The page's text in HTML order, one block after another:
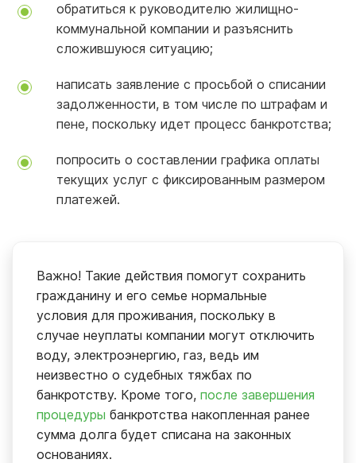
обратиться к руководителю жилищно-
коммунальной компании и разъяснить
сложившуюся ситуацию;
написать заявление с просьбой о списании
задолженности, в том числе по штрафам и
пене, поскольку идет процесс банкротства;
попросить о составлении графика оплаты
текущих услуг с фиксированным размером
платежей.
Важно! Такие действия помогут сохранить
гражданину и его семье нормальные
условия для проживания, поскольку в
случае неуплаты компании могут отключить
воду, электроэнергию, газ, ведь им
неизвестно о судебных тяжбах по
банкротству. Кроме того, после завершения
процедуры банкротства накопленная ранее
сумма долга будет списана на законных
основаниях.